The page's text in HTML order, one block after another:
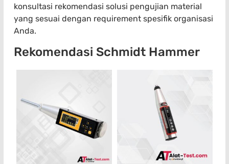
konsultasi rekomendasi solusi pengujian material
yang sesuai dengan requirement spesifik organisasi
Anda.
Rekomendasi Schmidt Hammer